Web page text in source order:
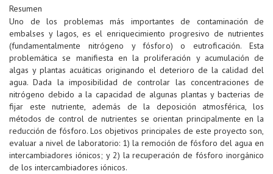
Resumen
Uno de los problemas más importantes de contaminación de
embalses y lagos, es el enriquecimiento progresivo de nutrientes
(fundamentalmente nitrógeno y fósforo) o eutroficación. Esta
problemática se manifiesta en la proliferación y acumulación de
algas y plantas acuáticas originando el deterioro de la calidad del
agua. Dada la imposibilidad de controlar las concentraciones de
nitrógeno debido a la capacidad de algunas plantas y bacterias de
fijar este nutriente, además de la deposición atmosférica, los
métodos de control de nutrientes se orientan principalmente en la
reducción de fósforo. Los objetivos principales de este proyecto son,
evaluar a nivel de laboratorio: 1) la remoción de fósforo del agua en
intercambiadores iónicos; y 2) la recuperación de fósforo inorgánico
de los intercambiadores iónicos.